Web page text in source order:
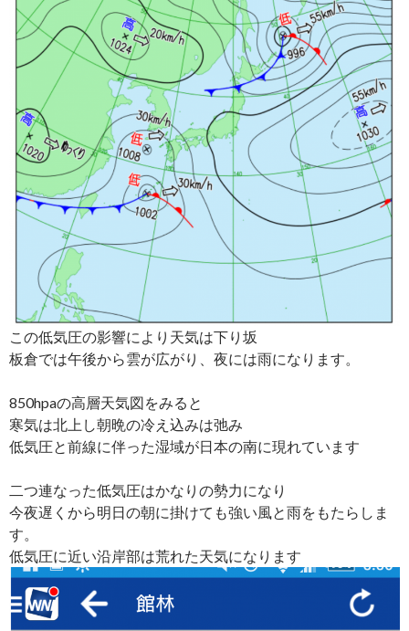
この低気圧の影響により天気は下り坂
板倉では午後から雲が広がり、夜には雨になります。
850hpaの高層天気図をみると
寒気は北上し朝晩の冷え込みは弛み
低気圧と前線に伴った湿域が日本の南に現れています
二つ連なった低気圧はかなりの勢力になり
今夜遅くから明日の朝に掛けても強い風と雨をもたらしま
す。
低気圧に近い沿岸部は荒れた天気になります